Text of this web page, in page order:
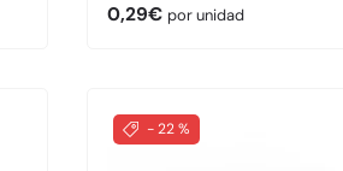
Precio normal
0,29€ por unidad
- 22 %